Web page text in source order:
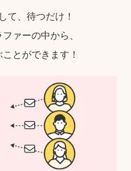
て、待つだけ！
ァーの中から、
とができます！